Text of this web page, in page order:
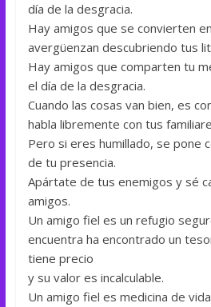
día de la desgracia.
Hay amigos que se convierten
avergüenzan descubriendo tus
Hay amigos que comparten tu
el día de la desgracia.
Cuando las cosas van bien, es
habla libremente con tus
Pero si eres humillado, se pone
de tu presencia.
Apártate de tus enemigos y sé
amigos.
Un amigo fiel es un refugio
encuentra ha encontrado un
tiene precio
y su valor es incalculable.
Un amigo fiel es medicina de